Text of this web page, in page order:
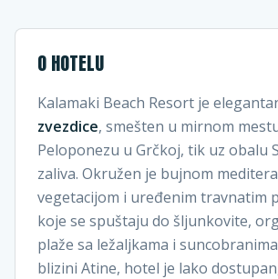
O HOTELU
Kalamaki Beach Resort je
zvezdice, smešten u mirnom
Peloponezu u Grčkoj, tik uz obalu
zaliva. Okružen je bujnom
vegetacijom i uređenim travnatim
koje se spuštaju do šljunkovite,
plaže sa ležaljkama i
blizini Atine, hotel je lako